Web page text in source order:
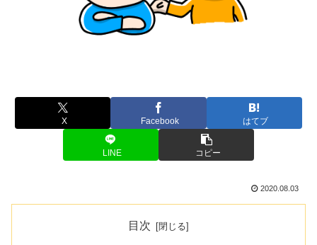
X Facebook はてブ
LINE コピー
2020.08.03
目次